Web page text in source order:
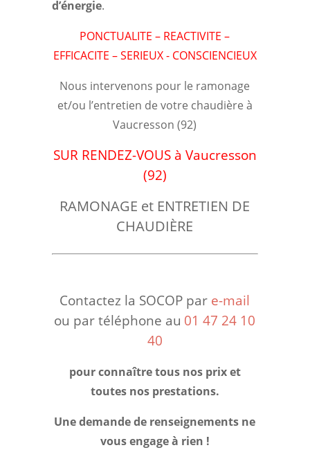
d’énergie.
PONCTUALITE – REACTIVITE –
EFFICACITE – SERIEUX - CONSCIENCIEUX
Nous intervenons pour le ramonage
et/ou l’entretien de votre chaudière à
Vaucresson (92)
SUR RENDEZ-VOUS à Vaucresson
(92)
RAMONAGE et ENTRETIEN DE
CHAUDIÈRE
Contactez la SOCOP par e-mail
ou par téléphone au 01 47 24 10
40
pour connaître tous nos prix et
toutes nos prestations.
Une demande de renseignements ne
vous engage à rien !